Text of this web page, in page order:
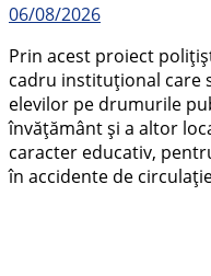
06/08/2026
Prin acest proiect
cadru instituţional care
elevilor pe drumurile
învăţământ şi a altor
caracter educativ,
în accidente de